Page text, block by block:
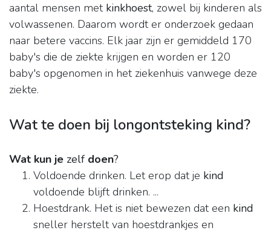
aantal mensen met kinkhoest, zowel bij kinderen als
volwassenen. Daarom wordt er onderzoek gedaan
naar betere vaccins. Elk jaar zijn er gemiddeld 170
baby's die de ziekte krijgen en worden er 120
baby's opgenomen in het ziekenhuis vanwege deze
ziekte.
Wat te doen bij longontsteking kind?
Wat kun je zelf doen?
Voldoende drinken. Let erop dat je kind
voldoende blijft drinken. ...
Hoestdrank. Het is niet bewezen dat een kind
sneller herstelt van hoestdrankjes en